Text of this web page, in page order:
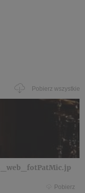
Pobierz wszystkie
Pobierz